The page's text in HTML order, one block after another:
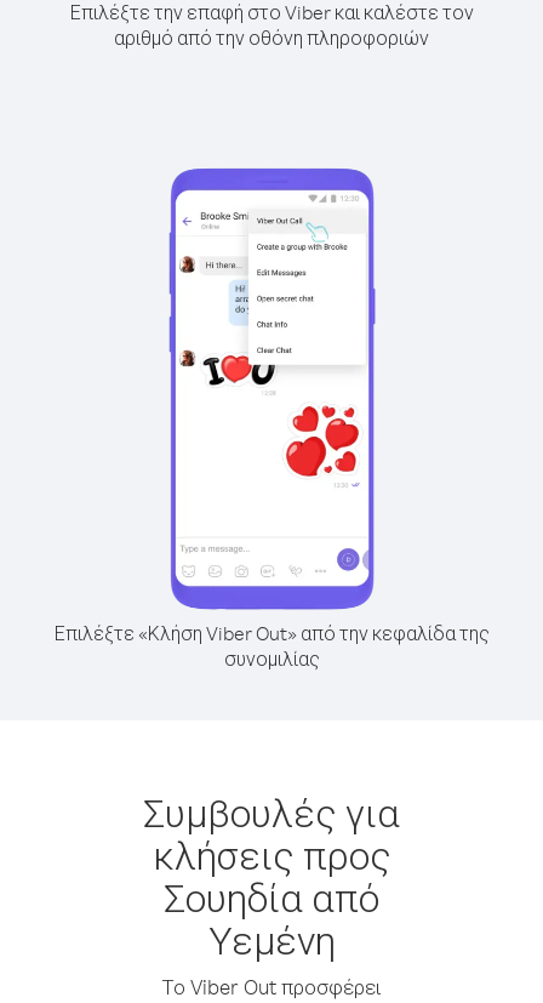
Επιλέξτε την επαφή στο Viber και καλέστε τον
αριθμό από την οθόνη πληροφοριών
Επιλέξτε «Κλήση Viber Out» από την κεφαλίδα της
συνομιλίας
Συμβουλές για
κλήσεις προς
Σουηδία από
Υεμένη
Το Viber Out προσφέρει